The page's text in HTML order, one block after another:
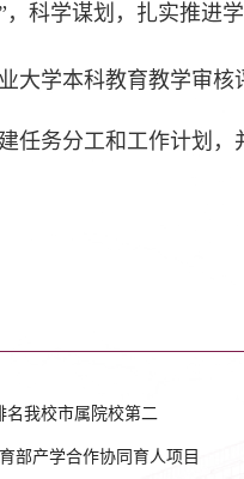
科学谋划，扎实推进
大学本科教育教学审
任务分工和工作计划
我校市属院校第二
部产学合作协同育人项目